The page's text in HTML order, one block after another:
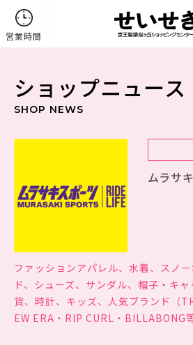
営業時間
ショップニュース
SHOP NEWS
ムラサ
ファッションアパレル、水着、スノ
ド、シューズ、サンダル、帽子・キ
貨、時計、キッズ、人気ブランド（
EW ERA・RIP CURL・BILLABONG等